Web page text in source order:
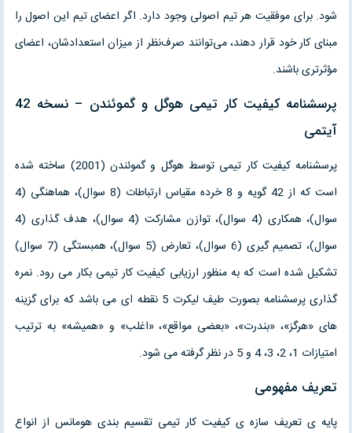
شود. برای موفقیت هر تیم اصولی وجود دارد. اگر اعضای تیم این اصول را
مبنای کار خود قرار دهند، می‌توانند صرف‌نظر از میزان استعدادشان، اعضای
مؤثرتری باشند.
پرسشنامه کیفیت کار تیمی هوگل و گموئندن – نسخه 42
آیتمی
پرسشنامه کیفیت کار تیمی توسط هوگل و گموئندن (2001) ساخته شده
است که از 42 گویه و 8 خرده مقیاس ارتباطات (8 سوال)، هماهنگی (4
سوال)، همکاری (4 سوال)، توازن مشارکت (4 سوال)، هدف گذاری (4
سوال)، تصمیم گیری (6 سوال)، تعارض (5 سوال)، همبستگی (7 سوال)
تشکیل شده است که به منظور ارزیابی کیفیت کار تیمی بکار می رود. نمره
گذاری پرسشنامه بصورت طیف لیکرت 5 نقطه ای می باشد که برای گزینه
های «هرگز»، «بندرت»، «بعضی مواقع»، «اغلب» و «همیشه» به ترتیب
امتیازات 1، 2، 3، 4 و 5 در نظر گرفته می شود.
تعریف مفهومی
پایه ی تعریف سازه ی کیفیت کار تیمی تقسیم بندی هومانس از انواع